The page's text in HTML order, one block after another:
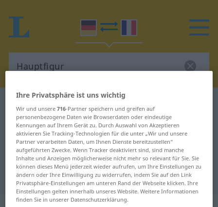
Deutsch-Französisch Übersetzung
für "Hauptfigur"
"Hauptfigur" Französisch
Übersetzung
Ihre Privatsphäre ist uns wichtig
Wir und unsere716-Partner speichern und greifen auf
personenbezogene Daten wie Browserdaten oder eindeutige
Kennungen auf Ihrem Gerät zu. Durch Auswahl von Akzeptieren
aktivieren Sie Tracking-Technologien für die unter „Wir und unsere
Partner verarbeiten Daten, um Ihnen Dienste bereitzustellen“
aufgeführten Zwecke. Wenn Tracker deaktiviert sind, sind manche
Inhalte und Anzeigen möglicherweise nicht mehr so relevant für Sie. Sie
können dieses Menü jederzeit wieder aufrufen, um Ihre Einstellungen zu
ändern oder Ihre Einwilligung zu widerrufen, indem Sie auf den Link
Privatsphäre-Einstellungen am unteren Rand der Webseite klicken. Ihre
Einstellungen gelten innerhalb unseres Website. Weitere Informationen
finden Sie in unserer Datenschutzerklärung.